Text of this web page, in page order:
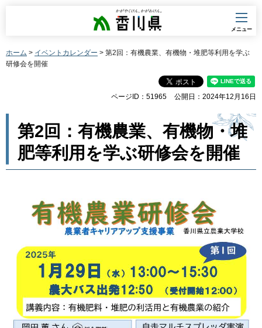
香川県
メニュー
ホーム > イベントカレンダー > 第2回：有機農業、有機物・堆肥等利用を学ぶ
研修会を開催
ページID：51965 公開日：2024年12月16日
第2回：有機農業、有機物・堆
肥等利用を学ぶ研修会を開催